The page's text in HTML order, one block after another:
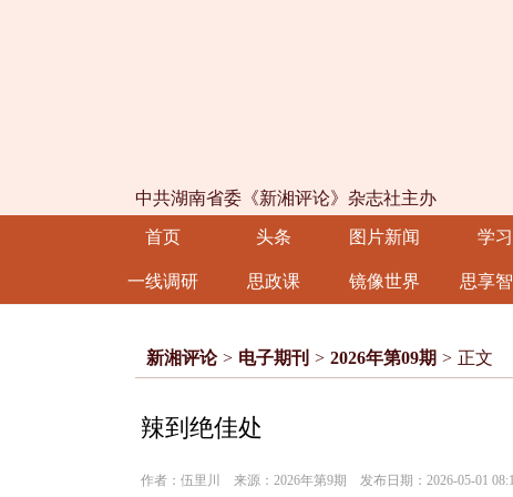
中共湖南省委《新湘评论》杂志社主办
首页 头条 图片新闻 学习
一线调研 思政课 镜像世界 思享
新湘评论 > 电子期刊 > 2026年第09期 > 正文
辣到绝佳处
作者：伍里川 来源：2026年第9期 发布日期：2026-05-01